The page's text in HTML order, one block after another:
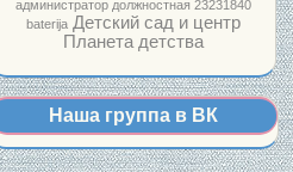
администратор должностная 23231840
baterija Детский сад и центр
Планета детства
Наша группа в ВК